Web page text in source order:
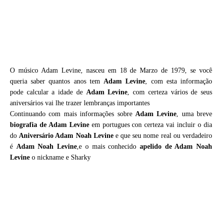
O músico Adam Levine, nasceu em 18 de Marzo de 1979, se você
queria saber quantos anos temAdam Levine, com esta informação
pode calcular a idade de Adam Levine, com certeza vários de seus
aniversários vai lhe trazer lembranças importantes
Continuando com mais informações sobre Adam Levine, uma breve
biografia de Adam Levineem portugues con certeza vai incluir o dia
doAniversário Adam Noah Levinee que seu nome real ou verdadeiro
é Adam Noah Levine,e o mais conhecido apelido de Adam Noah
Levine o nickname e Sharky